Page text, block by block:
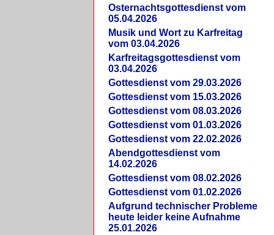
Osternachtsgottesdienst vom
05.04.2026
Musik und Wort zu Karfreitag
vom 03.04.2026
Karfreitagsgottesdienst vom
03.04.2026
Gottesdienst vom 29.03.2026
Gottesdienst vom 15.03.2026
Gottesdienst vom 08.03.2026
Gottesdienst vom 01.03.2026
Gottesdienst vom 22.02.2026
Abendgottesdienst vom
14.02.2026
Gottesdienst vom 08.02.2026
Gottesdienst vom 01.02.2026
Aufgrund technischer Probleme
heute leider keine Aufnahme
25.01.2026